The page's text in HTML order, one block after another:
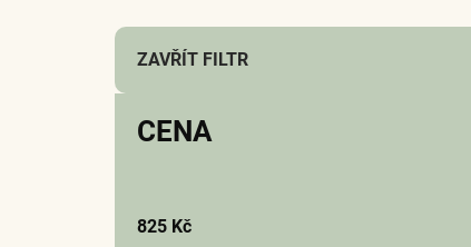
n
p
ZAVŘÍT FILTR
CENA
825 Kč